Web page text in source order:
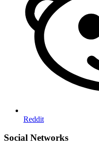
Reddit
Social Networks